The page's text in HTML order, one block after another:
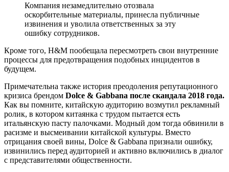
Компания незамедлительно отозвала
оскорбительные материалы, принесла публичные
извинения и уволила ответственных за эту
ошибку сотрудников.
Кроме того, H&M пообещала пересмотреть свои внутренние
процессы для предотвращения подобных инцидентов в
будущем.
Примечательна также история преодоления репутационного
кризиса брендом Dolce & Gabbana после скандала 2018 года.
Как вы помните, китайскую аудиторию возмутил рекламный
ролик, в котором китаянка с трудом пытается есть
итальянскую пасту палочками. Модный дом тогда обвинили в
расизме и высмеивании китайской культуры. Вместо
отрицания своей вины, Dolce & Gabbana признали ошибку,
извинились перед аудиторией и активно включились в диалог
с представителями общественности.